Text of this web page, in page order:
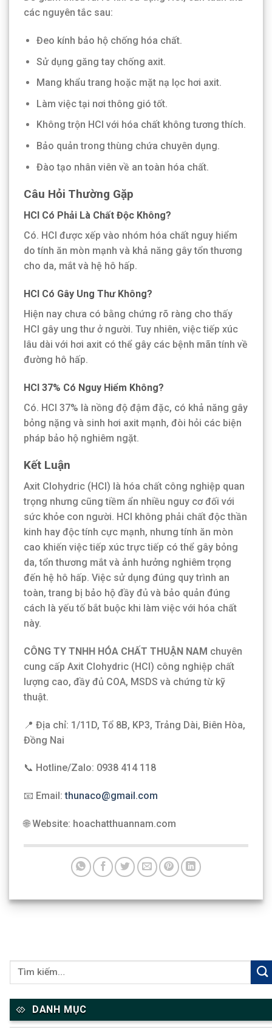
các nguyên tắc sau:
Đeo kính bảo hộ chống hóa chất.
Sử dụng găng tay chống axit.
Mang khẩu trang hoặc mặt nạ lọc hơi axit.
Làm việc tại nơi thông gió tốt.
Không trộn HCl với hóa chất không tương thích.
Bảo quản trong thùng chứa chuyên dụng.
Đào tạo nhân viên về an toàn hóa chất.
Câu Hỏi Thường Gặp
HCl Có Phải Là Chất Độc Không?
Có. HCl được xếp vào nhóm hóa chất nguy hiểm
do tính ăn mòn mạnh và khả năng gây tổn thương
cho da, mắt và hệ hô hấp.
HCl Có Gây Ung Thư Không?
Hiện nay chưa có bằng chứng rõ ràng cho thấy
HCl gây ung thư ở người. Tuy nhiên, việc tiếp xúc
lâu dài với hơi axit có thể gây các bệnh mãn tính về
đường hô hấp.
HCl 37% Có Nguy Hiểm Không?
Có. HCl 37% là nồng độ đậm đặc, có khả năng gây
bỏng nặng và sinh hơi axit mạnh, đòi hỏi các biện
pháp bảo hộ nghiêm ngặt.
Kết Luận
Axit Clohydric (HCl) là hóa chất công nghiệp quan
trọng nhưng cũng tiềm ẩn nhiều nguy cơ đối với
sức khỏe con người. HCl không phải chất độc thần
kinh hay độc tính cực mạnh, nhưng tính ăn mòn
cao khiến việc tiếp xúc trực tiếp có thể gây bỏng
da, tổn thương mắt và ảnh hưởng nghiêm trọng
đến hệ hô hấp. Việc sử dụng đúng quy trình an
toàn, trang bị bảo hộ đầy đủ và bảo quản đúng
cách là yếu tố bắt buộc khi làm việc với hóa chất
này.
CÔNG TY TNHH HÓA CHẤT THUẬN NAM chuyên
cung cấp Axit Clohydric (HCl) công nghiệp chất
lượng cao, đầy đủ COA, MSDS và chứng từ kỹ
thuật.
📍 Địa chỉ: 1/11D, Tổ 8B, KP3, Trảng Dài, Biên Hòa,
Đồng Nai
📞 Hotline/Zalo: 0938 414 118
📧 Email:thunaco@gmail.com
🌐 Website: hoachatthuannam.com
DANH MỤC